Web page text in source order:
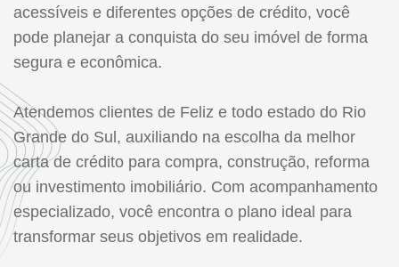
acessíveis e diferentes opções de crédito, você
pode planejar a conquista do seu imóvel de forma
segura e econômica.
Atendemos clientes de Feliz e todo estado do Rio
Grande do Sul, auxiliando na escolha da melhor
carta de crédito para compra, construção, reforma
ou investimento imobiliário. Com acompanhamento
especializado, você encontra o plano ideal para
transformar seus objetivos em realidade.